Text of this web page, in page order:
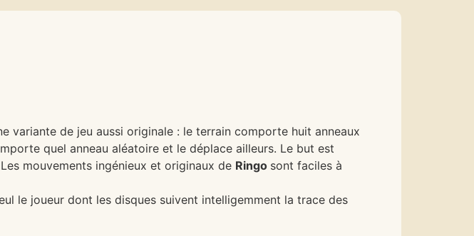
variante de jeu aussi originale : le terrain comporte huit anneaux
quel anneau aléatoire et le déplace ailleurs. Le but est
mouvements ingénieux et originaux de Ringo sont faciles à
le joueur dont les disques suivent intelligemment la trace des